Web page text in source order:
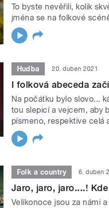
To byste nevěřili, kolik
jména se na folkové
Hudba 20. duben 2021
I folková abeceda
Na počátku bylo slovo...
tou slepicí a vejcem, aby
písmeno, respektive celá
Folk a country 6. duben
Jaro, jaro, jaro....!
Velikonoce jsou za námi